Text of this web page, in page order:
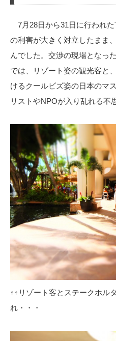
7月28日から31日に行われ
の利害が大きく対立したまま
んでした。交渉の現場となっ
では、リゾート姿の観光客と
けるクールビズ姿の日本のマ
リストやNPOが入り乱れる不
↑↑リゾート客とステークホル
れ・・・